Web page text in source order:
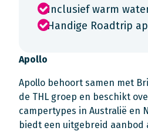
Inclusief warm
Handige Roadtrip
Apollo
Apollo behoort samen met
de THL groep en beschikt
campertypes in Australië en
biedt een uitgebreid aanbod